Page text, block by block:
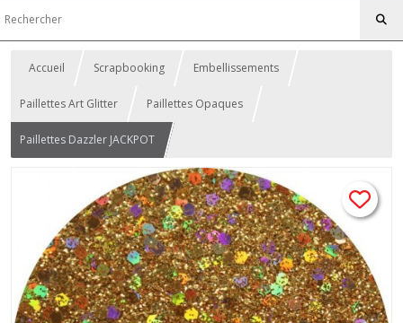
Accueil Scrapbooking Embellissements
Paillettes Art Glitter Paillettes Opaques
Paillettes Dazzler JACKPOT